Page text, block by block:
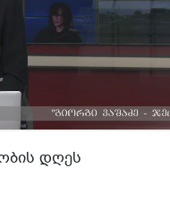
დღეს